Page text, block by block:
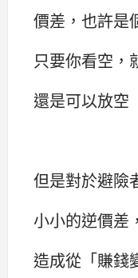
價差，也許是
只要你看空，
還是可以放空
但是對於避險
小小的逆價差
造成從「賺錢